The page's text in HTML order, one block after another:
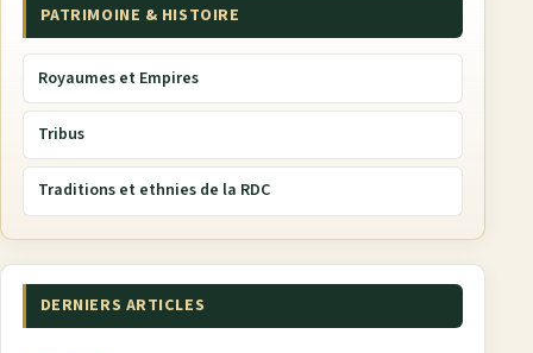
PATRIMOINE & HISTOIRE
Royaumes et Empires
Tribus
Traditions et ethnies de la RDC
DERNIERS ARTICLES